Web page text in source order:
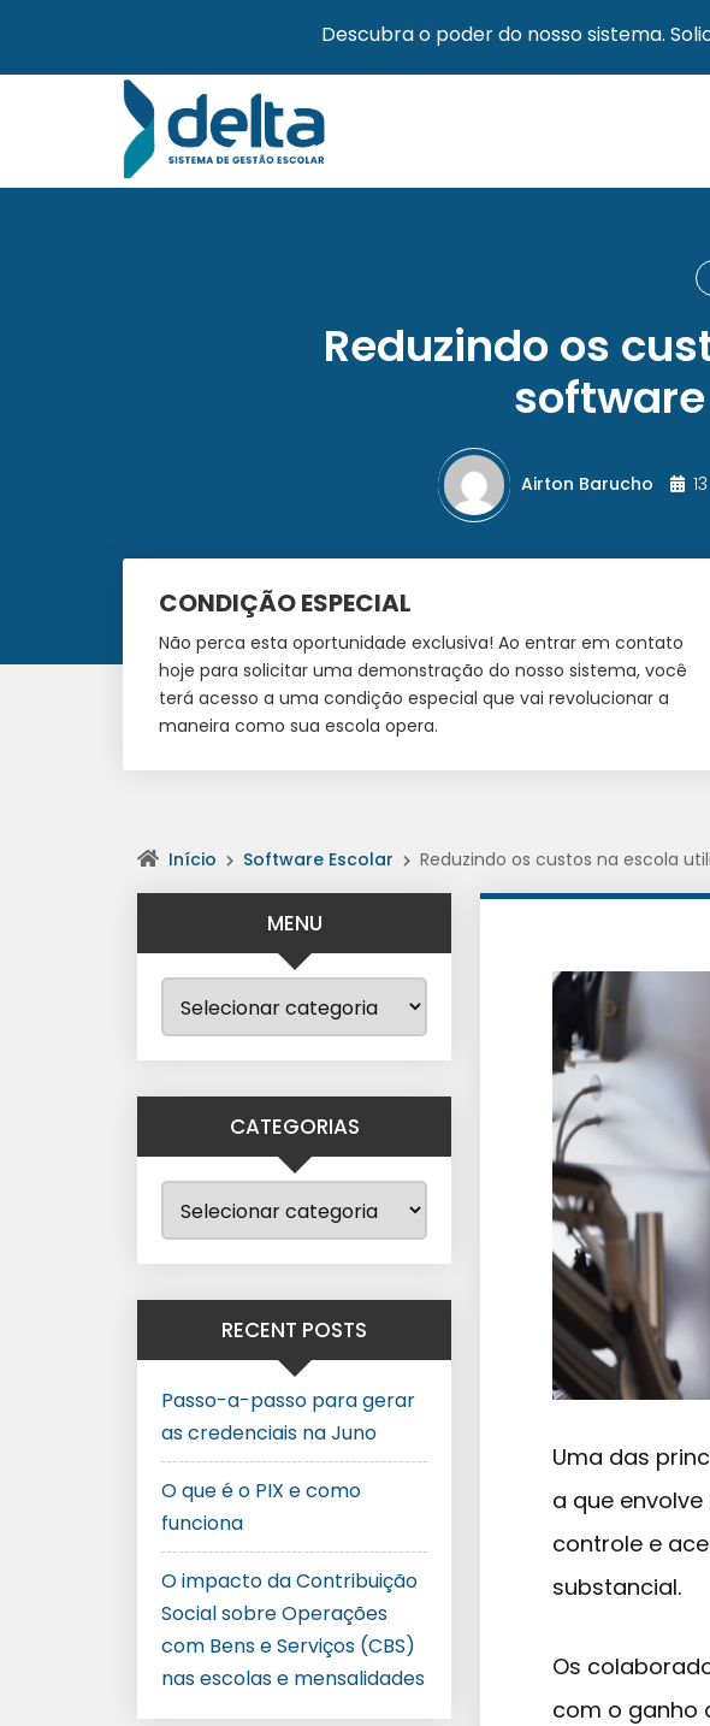
Descubra o poder do nosso sistema.
Reduzindo os
Airton Barucho
CONDIÇÃO ESPECIAL
Não perca esta oportunidade exclusiva! Ao entrar em contato
hoje para solicitar uma demonstração do nosso sistema, você
terá acesso a uma condição especial que vai revolucionar a
maneira como sua escola opera.
Início Software Escolar Reduzindo os custos na escola
Uma das
a que envolve
controle e
substancial.
Os
com o ganho
MENU
CATEGORIAS
RECENT POSTS
Passo-a-passo para gerar
as credenciais na Juno
O que é o PIX e como
funciona
O impacto da Contribuição
Social sobre Operações
com Bens e Serviços (CBS)
nas escolas e mensalidades